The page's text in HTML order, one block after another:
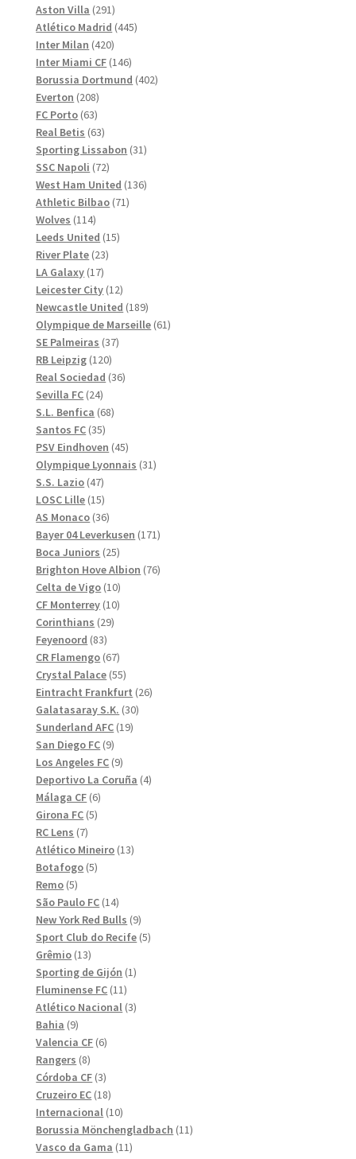
produkter
Aston Villa 291291
produkter
Atlético Madrid 445445
Inter Milan 420420
produkter
Inter Miami CF 146146
produkter
Borussia Dortmund 402402
Everton 208208
produkter
FC Porto 6363
produkter
Real Betis 6363
produkter
Sporting Lissabon 3131
SSC Napoli 7272
produkter
West Ham United 136136
Athletic Bilbao 7171
Wolves 114114
produkter
Leeds United 1515
River Plate 2323
LA Galaxy 1717
produkter
Leicester City 1212
produkter
Newcastle United 189189
produkter
Olympique de Marseille 6161
SE Palmeiras 3737
RB Leipzig 120120
produkter
Real Sociedad 3636
Sevilla FC 2424
produkter
S.L. Benfica 6868
Santos FC 3535
produkter
PSV Eindhoven 4545
produkter
Olympique Lyonnais 3131
S.S. Lazio 4747
produkter
LOSC Lille 1515
produkter
AS Monaco 3636
produkter
Bayer 04 Leverkusen 171171
Boca Juniors 2525
produkter
Brighton Hove Albion 7676
Celta de Vigo 1010
produkter
CF Monterrey 1010
Corinthians 2929
Feyenoord 8383
produkter
CR Flamengo 6767
produkter
Crystal Palace 5555
produkter
Eintracht Frankfurt 2626
Galatasaray S.K. 3030
Sunderland AFC 1919
San Diego FC 99
produkter
Los Angeles FC 99
produkter
Deportivo La Coruña 44
Málaga CF 66
Girona FC 55
RC Lens 77
produkter
Atlético Mineiro 1313
Botafogo 55
Remo 55
produkter
São Paulo FC 1414
produkter
New York Red Bulls 99
produkter
Sport Club do Recife 55
Grêmio 1313
produkter
Sporting de Gijón 11
Fluminense FC 1111
produkter
Atlético Nacional 33
Bahia 99
produkter
Valencia CF 66
Rangers 88
produkter
Córdoba CF 33
produkter
Cruzeiro EC 1818
produkter
Internacional 1010
produkter
Borussia Mönchengladbach 1111
Vasco da Gama 1111